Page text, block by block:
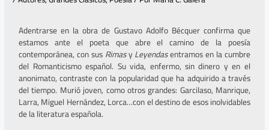
Adentrarse en la obra de Gustavo Adolfo Bécquer confirma que
estamos ante el poeta que abre el camino de la poesía
contemporánea, con susRimasyLeyendasentramos en la cumbre
del Romanticismo español. Su vida, enfermo, sin dinero y en el
anonimato, contraste con la popularidad que ha adquirido a través
del tiempo. Murió joven, como otros grandes: Garcilaso, Manrique,
Larra, Miguel Hernández, Lorca…con el destino de esos inolvidables
de la literatura española.